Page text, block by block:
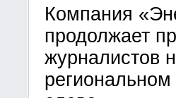
Компания
продолжает
журналистов